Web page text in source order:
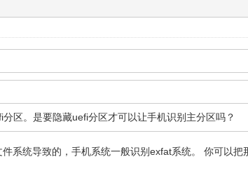
区。是要隐藏uefi分区才可以让手机识别主分区吗？
系统导致的，手机系统一般识别exfat系统。 你可以